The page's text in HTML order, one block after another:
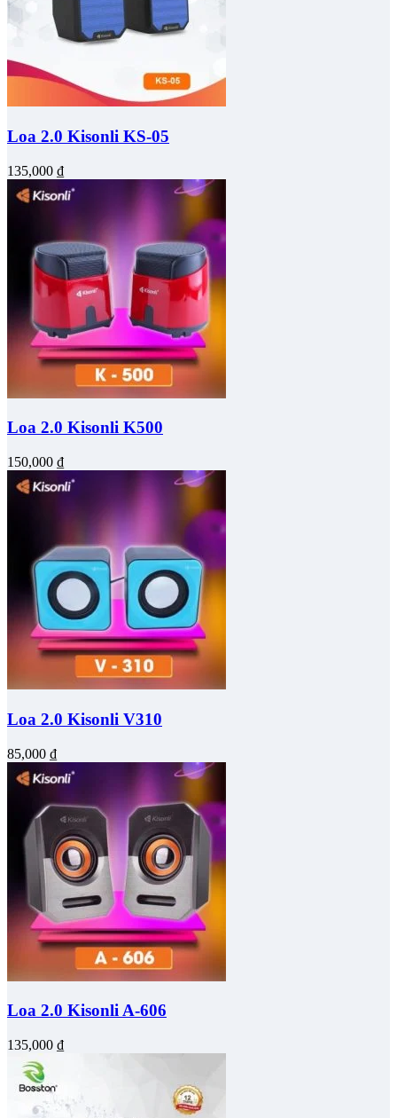
Loa 2.0 Kisonli KS-05
135,000 ₫
Loa 2.0 Kisonli K500
150,000 ₫
Loa 2.0 Kisonli V310
85,000 ₫
Loa 2.0 Kisonli A-606
135,000 ₫